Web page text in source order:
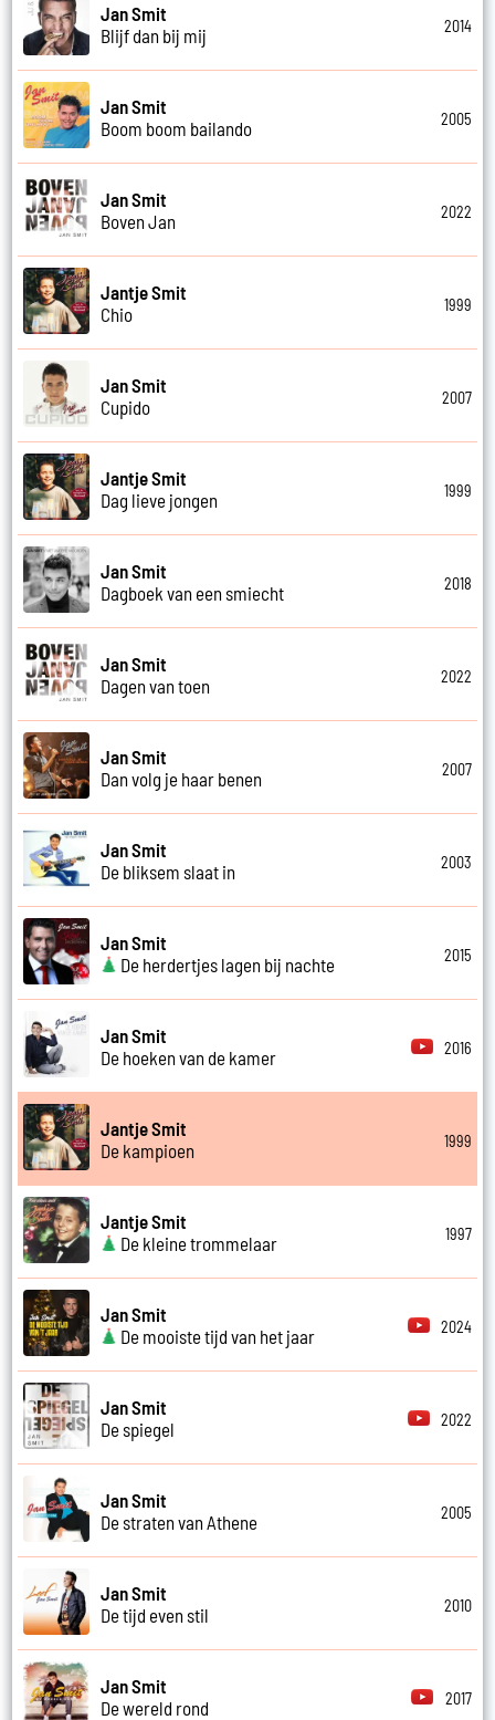
Jan Smit
Blijf dan bij mij
2014
Jan Smit
Boom boom bailando
2005
Jan Smit
Boven Jan
2022
Jantje Smit
Chio
1999
Jan Smit
Cupido
2007
Jantje Smit
Dag lieve jongen
1999
Jan Smit
Dagboek van een smiecht
2018
Jan Smit
Dagen van toen
2022
Jan Smit
Dan volg je haar benen
2007
Jan Smit
De bliksem slaat in
2003
Jan Smit
De herdertjes lagen bij nachte
2015
Jan Smit
De hoeken van de kamer
2016
Jantje Smit
De kampioen
1999
Jantje Smit
De kleine trommelaar
1997
Jan Smit
De mooiste tijd van het jaar
2024
Jan Smit
De spiegel
2022
Jan Smit
De straten van Athene
2005
Jan Smit
De tijd even stil
2010
Jan Smit
De wereld rond
2017